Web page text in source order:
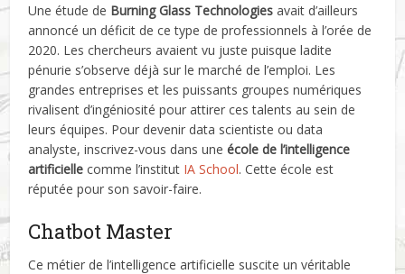
Une étude de Burning Glass Technologies avait d’ailleurs
annoncé un déficit de ce type de professionnels à l’orée de
2020. Les chercheurs avaient vu juste puisque ladite
pénurie s’observe déjà sur le marché de l’emploi. Les
grandes entreprises et les puissants groupes numériques
rivalisent d’ingéniosité pour attirer ces talents au sein de
leurs équipes. Pour devenir data scientiste ou data
analyste, inscrivez-vous dans uneécole de l’intelligence
artificielle comme l’institut IA School. Cette école est
réputée pour son savoir-faire.
Chatbot Master
Ce métier de l’intelligence artificielle suscite un véritable